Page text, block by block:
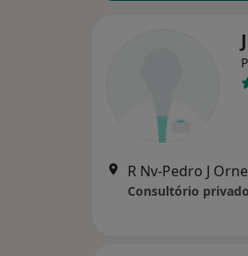
R Nv-Pedro J
Consultório privado